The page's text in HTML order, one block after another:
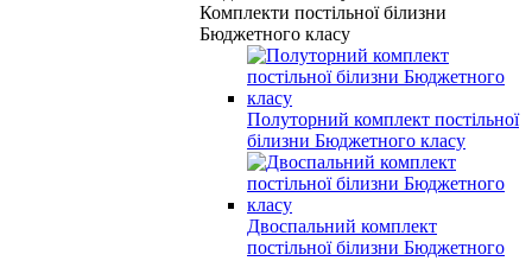
Комплекти постільної білизни
Бюджетного класу
Полуторний комплект постільної
білизни Бюджетного класу
Двоспальний комплект
постільної білизни Бюджетного